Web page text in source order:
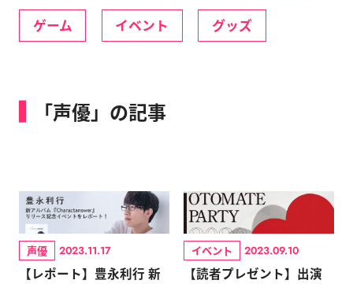
ゲーム イベント グッズ
「声優」の記事
声優 2023.11.17
【レポート】豊永利行 新
イベント 2023.09.10
【読者プレゼント】出演